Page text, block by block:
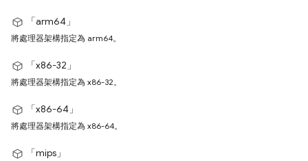
「arm64」
將處理器架構指定為 arm64。
「x86-32」
將處理器架構指定為 x86-32。
「x86-64」
將處理器架構指定為 x86-64。
「mips」